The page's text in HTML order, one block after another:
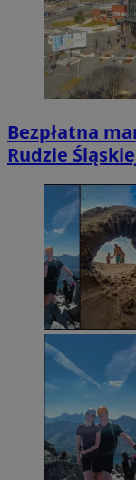
Bezpłatna
Rudzie